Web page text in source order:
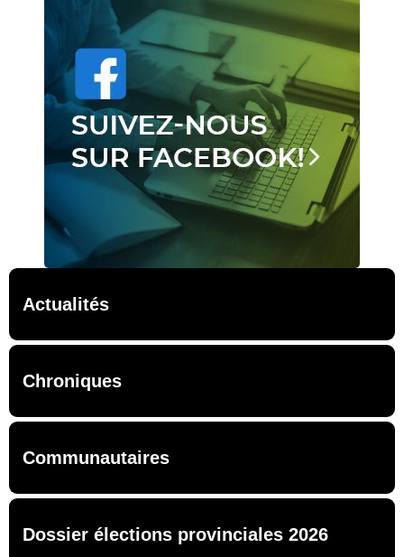
Actualités
Chroniques
Communautaires
Dossier élections provinciales 2026